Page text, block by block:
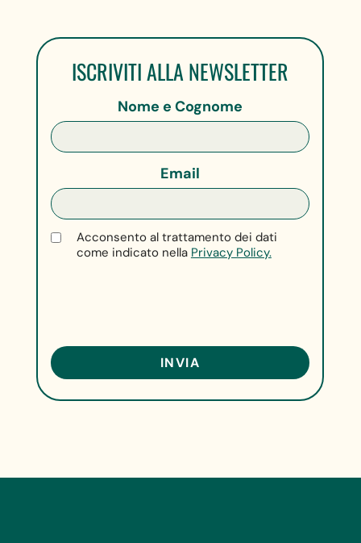
ISCRIVITI ALLA NEWSLETTER
Nome e Cognome
Email
Acconsento al trattamento dei dati
come indicato nella Privacy Policy.